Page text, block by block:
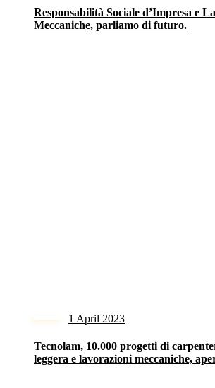
Responsabilità Sociale d’Impresa e
Meccaniche, parliamo di futuro.
1 April 2023
Tecnolam, 10.000 progetti di
leggera e lavorazioni meccaniche,